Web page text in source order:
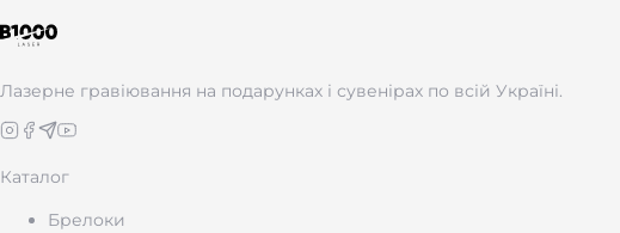
Лазерне гравіювання на подарунках і сувенірах по всій Україні.
Каталог
Брелоки